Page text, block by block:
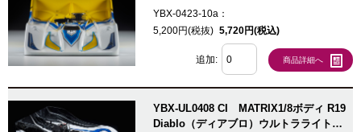
YBX-0423-10a：
5,200円(税抜) 5,720円(税込)
追加: 商品詳細へ
YBX-UL0408 CI MATRIX1/8ボディ R19
Diablo（ディアブロ）ウルトラライト